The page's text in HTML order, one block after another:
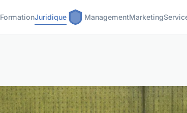
FormationJuridique ManagementMarketing